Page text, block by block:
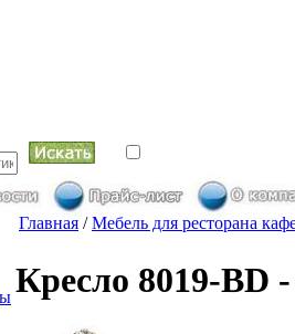
Главная /Мебель для ресторана
Кресло 8019-BD